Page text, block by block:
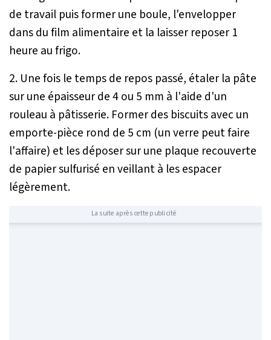
de travail puis former une boule, l'envelopper
dans du film alimentaire et la laisser reposer 1
heure au frigo.
2. Une fois le temps de repos passé, étaler la pâte
sur une épaisseur de 4 ou 5 mm à l'aide d'un
rouleau à pâtisserie. Former des biscuits avec un
emporte-pièce rond de 5 cm (un verre peut faire
l'affaire) et les déposer sur une plaque recouverte
de papier sulfurisé en veillant à les espacer
légèrement.
La suite après cette publicité